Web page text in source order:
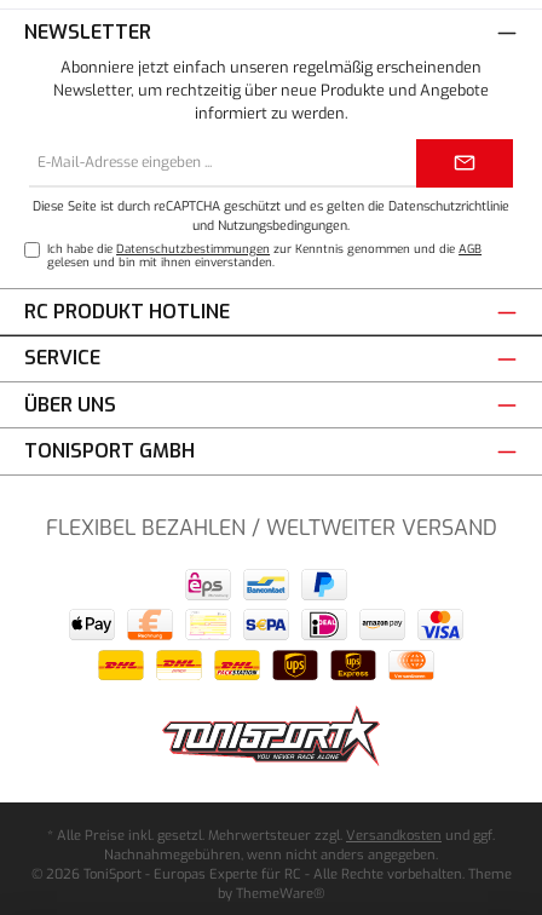
NEWSLETTER
Abonniere jetzt einfach unseren regelmäßig erscheinenden
Newsletter, um rechtzeitig über neue Produkte und Angebote
informiert zu werden.
Diese Seite ist durch reCAPTCHA geschützt und es gelten die Datenschutzrichtlinie
und Nutzungsbedingungen
Ich habe dieDatenschutzbestimmungen zur Kenntnis genommen und dieAGB
gelesen und bin mit ihnen einverstanden.
RC PRODUKT HOTLINE
SERVICE
ÜBER UNS
TONISPORT GMBH
FLEXIBEL BEZAHLEN / WELTWEITER VERSAND
* Alle Preise inkl. gesetzl. Mehrwertsteuer zzgl. Versandkosten und ggf.
Nachnahmegebühren, wenn nicht anders angegeben.
© 2026 ToniSport - Europas Experte für RC - Alle Rechte vorbehalten. Theme
by ThemeWare®